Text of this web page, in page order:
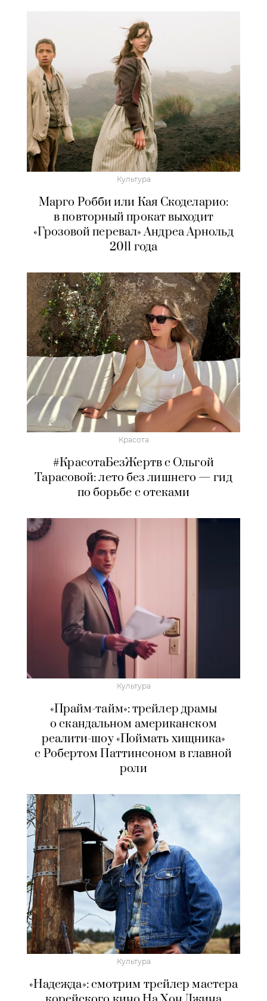
Культура
Марго Робби или Кая Скоделарио:
в повторный прокат выходит
«Грозовой перевал» Андреа Арнольд
2011 года
Красота
#КрасотаБезЖертв с Ольгой
Тарасовой: лето без лишнего — гид
по борьбе с отеками
Культура
«Прайм-тайм»: трейлер драмы
о скандальном американском
реалити-шоу «Поймать хищника»
с Робертом Паттинсоном в главной
роли
Культура
«Надежда»: смотрим трейлер мастера